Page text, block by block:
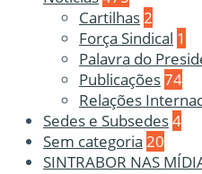
Cartilhas2
Força Sindical 1
Palavra do
Publicações74
Relações
Sedes e Subsedes4
Sem categoria 20
SINTRABOR NAS